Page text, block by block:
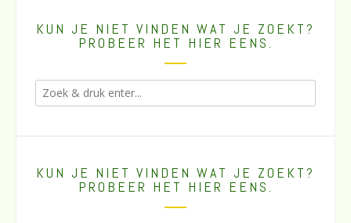
KUN JE NIET VINDEN WAT JE ZOEKT?
PROBEER HET HIER EENS.
KUN JE NIET VINDEN WAT JE ZOEKT?
PROBEER HET HIER EENS.